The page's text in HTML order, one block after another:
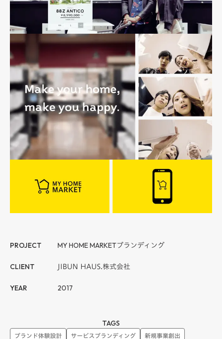
PROJECT MY HOME MARKETブランディング
CLIENT JIBUN HAUS.株式会社
YEAR 2017
TAGS
ブランド体験設計 サービスブランディング 新規事業創出